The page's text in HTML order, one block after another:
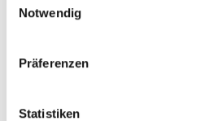
Notwendig
Präferenzen
Statistiken
Der Ruhm des Highlanders